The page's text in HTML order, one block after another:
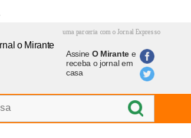
uma parceria com o Jornal Expresso
Assine O Mirantee
receba o jornal em
casa